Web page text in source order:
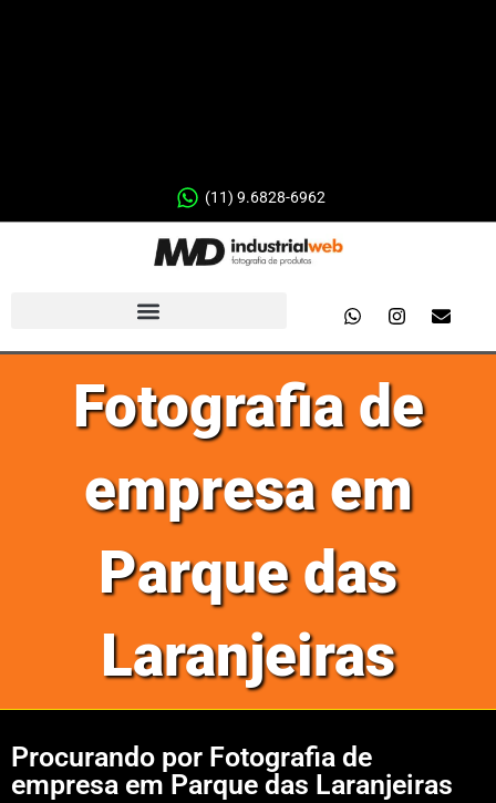
(11) 9.6828-6962
Fotografia de
empresa em
Parque das
Laranjeiras
Procurando por Fotografia de
empresa em Parque das Laranjeiras